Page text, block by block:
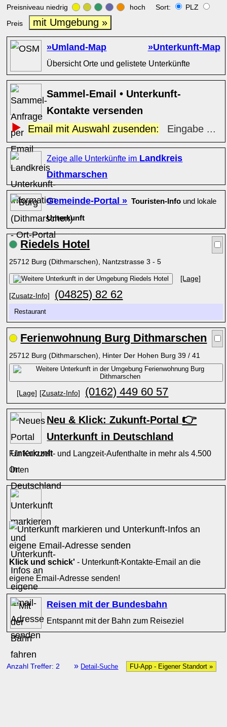
Preisniveau niedrig hoch Sort:
PLZ
Preis
mit Umgebung »
»Umland-Map »Unterkunft-Map
Übersicht Orte und gelistete Unterkünfte
Sammel-Email • Unterkunft-
Kontakte versenden
Email mit Auswahl zusenden:
Eingabe ...
Zeige alle Unterkünfte im Landkreis
Dithmarschen
Gemeinde-Portal » Touristen-Info und lokale
Unterkunft
Riedels Hotel
25712 Burg (Dithmarschen), Nantzstrasse 3 - 5
[Lage]
[Zusatz-Info] (04825) 82 62
Restaurant
Ferienwohnung Burg Dithmarschen
25712 Burg (Dithmarschen), Hinter Der Hohen Burg 39 / 41
[Lage] [Zusatz-Info] (0162) 449 60 57
Neu & Klick: Zukunft-Portal 👉
Unterkunft in Deutschland
Für Kurzzeit- und Langzeit-Aufenthalte in mehr als 4.500
Orten
Klick und schick' - Unterkunft-Kontakte-Email an die
eigene Email-Adresse senden!
Reisen mit der Bundesbahn
Entspannt mit der Bahn zum Reiseziel
Anzahl Treffer: 2 » Detail-Suche FU-App - Eigener Standort »